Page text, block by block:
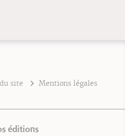
site
Mentions légales
éditions